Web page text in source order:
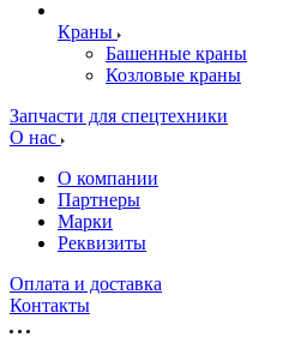
Краны
Башенные краны
Козловые краны
Запчасти для спецтехники
О нас
О компании
Партнеры
Марки
Реквизиты
Оплата и доставка
Контакты